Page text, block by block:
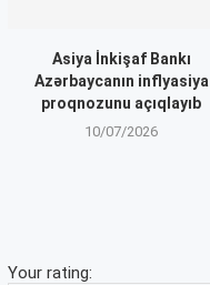
Asiya İnkişaf Bankı
Azərbaycanın inflyasiya
proqnozunu açıqlayıb
10/07/2026
Your rating: